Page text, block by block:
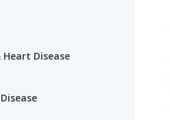
Disease